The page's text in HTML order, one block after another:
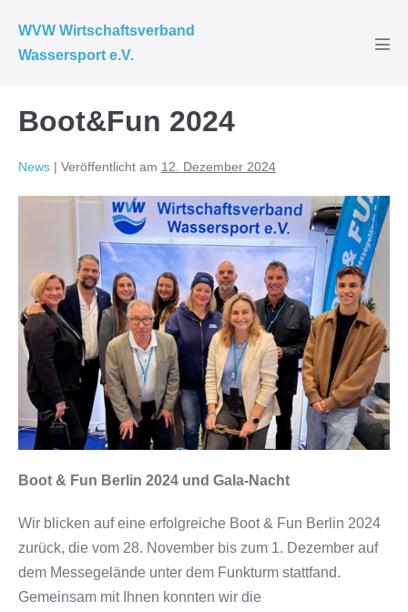
Inhalt
springen
WVW Wirtschaftsverband
Wassersport e.V.
Boot&Fun 2024
News | Veröffentlicht am 12. Dezember 2024
Boot & Fun Berlin 2024 und Gala-Nacht
Wir blicken auf eine erfolgreiche Boot & Fun Berlin 2024
zurück, die vom 28. November bis zum 1. Dezember auf
dem Messegelände unter dem Funkturm stattfand.
Gemeinsam mit Ihnen konnten wir die